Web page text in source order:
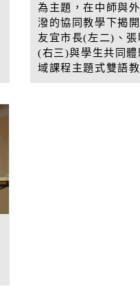
為主題，在中師與
潑的協同教學下揭
友宜市長(左二)、張
(右三)與學生共同體
域課程主題式雙語